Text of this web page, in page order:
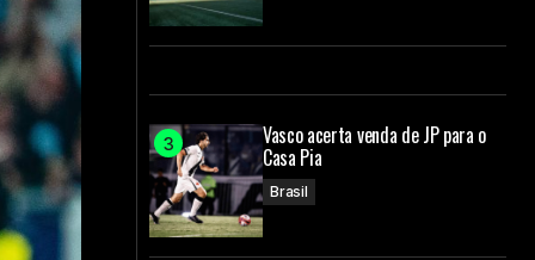
Vasco acerta venda de JP para o
Casa Pia
Brasil